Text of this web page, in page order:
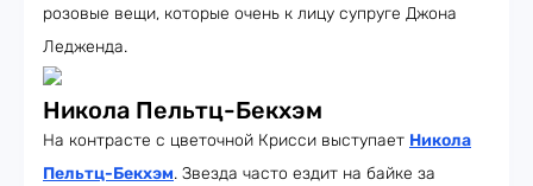
розовые вещи, которые очень к лицу супруге Джона
Ледженда.
Никола Пельтц-Бекхэм
На контрасте с цветочной Крисси выступает Никола
Пельтц-Бекхэм. Звезда часто ездит на байке за